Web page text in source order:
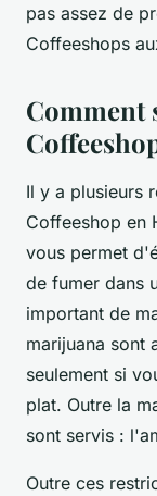
pas assez de
Coffeeshops
Comment
Il y a plusieurs
Coffeeshop en
vous permet
de fumer dans
important de
marijuana sont
seulement si
plat. Outre la
sont servis :
Outre ces